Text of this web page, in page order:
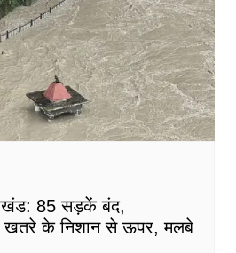
85 सड़कें बंद,
खतरे के निशान से ऊपर, मलबे